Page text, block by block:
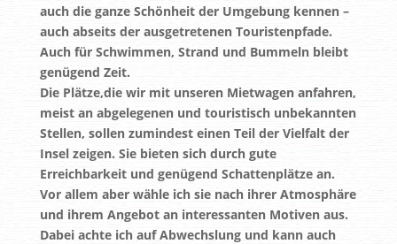
auch die ganze Schönheit der Umgebung kennen –
auch abseits der ausgetretenen Touristenpfade.
Auch für Schwimmen, Strand und Bummeln bleibt
genügend Zeit.
Die Plätze,die wir mit unseren Mietwagen anfahren,
meist an abgelegenen und touristisch unbekannten
Stellen, sollen zumindest einen Teil der Vielfalt der
Insel zeigen. Sie bieten sich durch gute
Erreichbarkeit und genügend Schattenplätze an.
Vor allem aber wähle ich sie nach ihrer Atmosphäre
und ihrem Angebot an interessanten Motiven aus.
Dabei achte ich auf Abwechslung und kann auch